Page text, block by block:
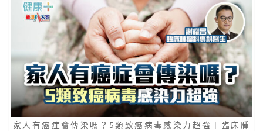
家人有癌症會傳染嗎？5類致癌病毒感染力超強丨臨床腫